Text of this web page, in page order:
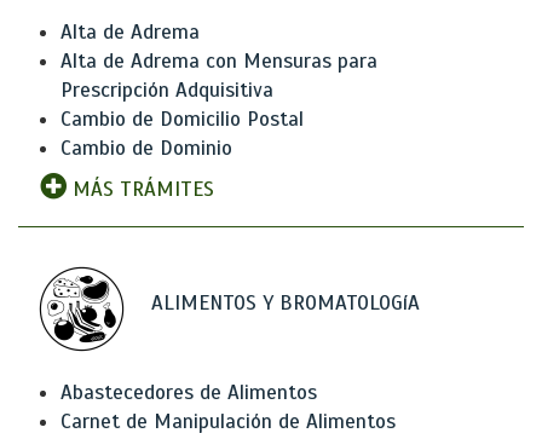
Alta de Adrema
Alta de Adrema con Mensuras para
Prescripción Adquisitiva
Cambio de Domicilio Postal
Cambio de Dominio
MÁS TRÁMITES
ALIMENTOS Y BROMATOLOGíA
Abastecedores de Alimentos
Carnet de Manipulación de Alimentos